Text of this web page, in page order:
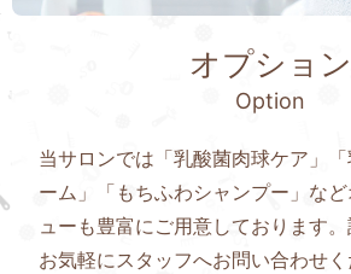
オプション
Option
当サロンでは「乳酸菌肉球ケア」
ーム」「もちふわシャンプー」な
ューも豊富にご用意しております
お気軽にスタッフへお問い合わせく